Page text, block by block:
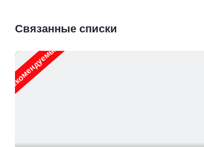
Связанные списки
Рекомендуемые